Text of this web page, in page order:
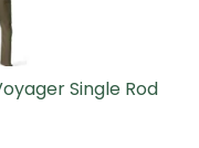
Single Rod